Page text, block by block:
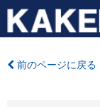
前のページに戻る